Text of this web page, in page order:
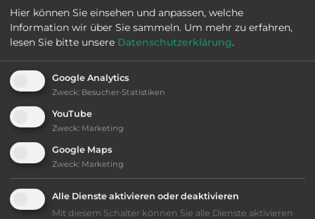
E-Mail: turismo@comune.jesi.an.it
Öffnungszeiten: Ganzjährig geöffnet
Ausstattung:
Lage: schön
Geräuschkulisse: überwiegend ruhig
Hier können Sie einsehen und anpassen, welche
Information wir über Sie sammeln. Um mehr zu erfahren,
lesen Sie bitte unsere Datenschutzerklärung.
Google Analytics
Zweck: Besucher-Statistiken
YouTube
Zweck: Marketing
Google Maps
Zweck: Marketing
Alle Dienste aktivieren oder deaktivieren
Mit diesem Schalter können Sie alle Dienste aktivieren